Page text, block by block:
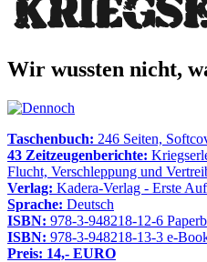
Wir wussten nicht,
Taschenbuch: 246 Seiten,
43 Zeitzeugenberichte:
Flucht, Verschleppung und
Verlag: Kadera-Verlag - Erste
Sprache: Deutsch
ISBN: 978-3-948218-12-6
ISBN: 978-3-948218-13-3 e-
Preis: 14,- EURO